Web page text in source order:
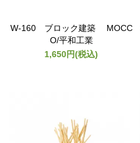
W-160 ブロック建築 MOCC
O/平和工業
1,650円(税込)